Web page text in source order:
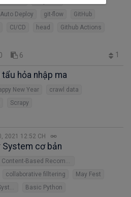
Auto Deploy git-flow
GitHub
CI/CD head
Github Actions
6 1
hỏa nhập ma
New Year
crawl data
Scrapy
2021 12:52 CH
System cơ bản
Content-Based Recommendation System
collaborative filltering
May Fest
Recommendation System
Basic Python